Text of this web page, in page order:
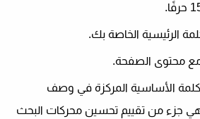
الرئيسية الخاصة بك.
محتوى الصفحة.
الأساسية المركزة في وصف
جزء من تقييم تحسين محركات البحث